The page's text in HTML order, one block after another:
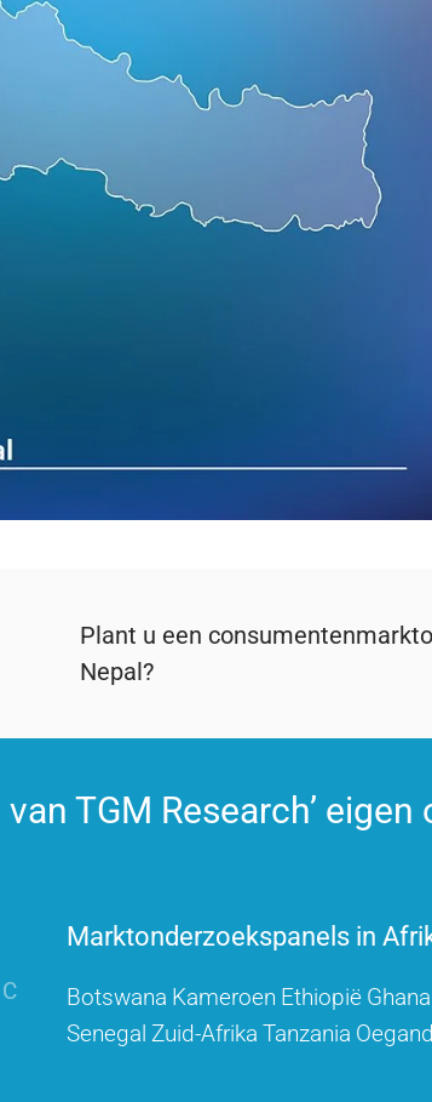
Plant u een
Nepal?
TGM Research’
Marktonderzoekspanels in
Botswana Kameroen Ethiopië Ghana
Senegal Zuid-Afrika Tanzania